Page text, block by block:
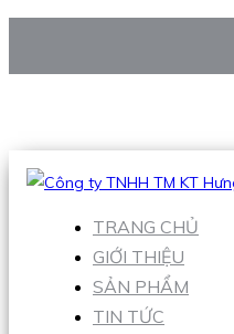
Hotline:0938 906 663
TRANG CHỦ
GIỚI THIỆU
SẢN PHẨM
TIN TỨC